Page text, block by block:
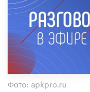
Фото: apkpro.ru